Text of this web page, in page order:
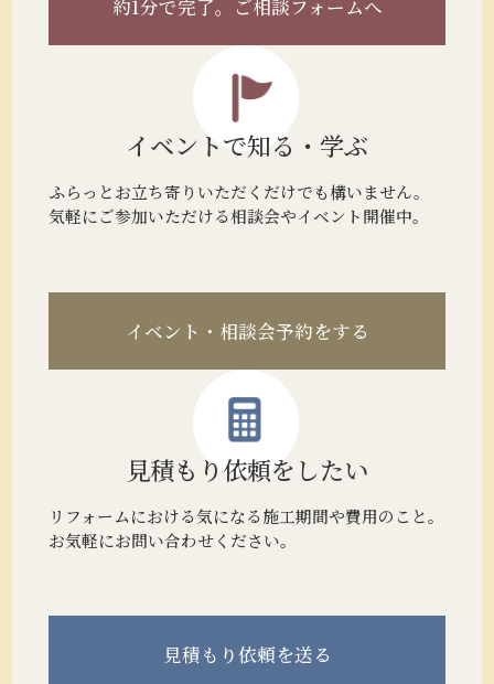
約1分で完了。 ご相談フォームへ
イベントで知る・学ぶ
ふらっとお立ち寄りいただくだけでも構いません。
気軽にご参加いただける相談会やイベント開催中。
イベント・相談会予約をする
見積もり依頼をしたい
リフォームにおける気になる施工期間や費用のこと。
お気軽にお問い合わせください。
見積もり依頼を送る